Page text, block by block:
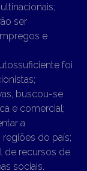
ser
e
foi
buscou-se
e comercial;
a
do país;
de recursos de
sociais.